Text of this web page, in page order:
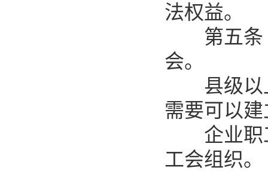
法权益。
第五条
会。
县级以上
需要可以
企业职工
工会组织。